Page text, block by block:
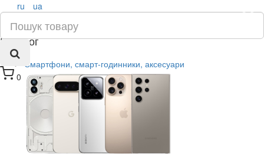
0
×
ru ua
Каталог
Смартфони, смарт-годинники, аксесуари